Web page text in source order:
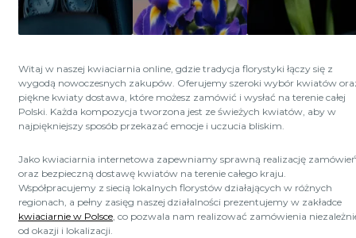
Witaj w naszej kwiaciarnia online, gdzie tradycja florystyki łączy się z
wygodą nowoczesnych zakupów. Oferujemy szeroki wybór kwiatów
piękne kwiaty dostawa, które możesz zamówić i wysłać na terenie całej
Polski. Każda kompozycja tworzona jest ze świeżych kwiatów, aby w
najpiękniejszy sposób przekazać emocje i uczucia bliskim.
Jako kwiaciarnia internetowa zapewniamy sprawną realizację
oraz bezpieczną dostawę kwiatów na terenie całego kraju.
Współpracujemy z siecią lokalnych florystów działających w różnych
regionach, a pełny zasięg naszej działalności prezentujemy w zakładce
kwiaciarnie w Polsce, co pozwala nam realizować zamówienia
od okazji i lokalizacji.